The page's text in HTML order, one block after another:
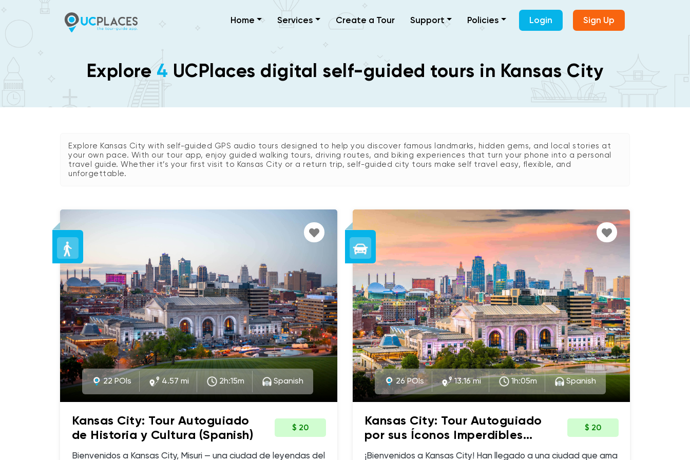
Home Services Create a Tour Support Policies Login Sign Up
Explore4 UCPlaces digital self-guided tours in Kansas City
Explore Kansas City with self-guided GPS audio tours designed to help you discover famous landmarks, hidden gems, and local stories at
your own pace. With our tour app, enjoy guided walking tours, driving routes, and biking experiences that turn your phone into a personal
travel guide. Whether it’s your first visit to Kansas City or a return trip, self-guided city tours make self travel easy, flexible, and
unforgettable.
22 POIs 4.57 mi 2h:15m Spanish
Kansas City: Tour Autoguiado
de Historia y Cultura (Spanish)
$ 20
Bienvenidos a Kansas City, Misuri — una ciudad de leyendas del
26 POIs 13.16 mi 1h:05m Spanish
Kansas City: Tour Autoguiado
por sus Íconos Imperdibles
(Spanish)
$ 20
¡Bienvenidos a Kansas City! Han llegado a una ciudad que ama